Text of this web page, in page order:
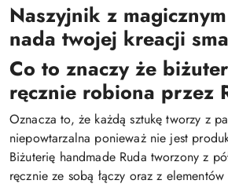
Naszyjnik z
nada twojej kreacji
Co to znaczy że
ręcznie robiona przez
Oznacza to, że każdą sztukę tworzy z
niepowtarzalna ponieważ nie jest
Biżuterię handmade Ruda tworzony z
ręcznie ze sobą łączy oraz z